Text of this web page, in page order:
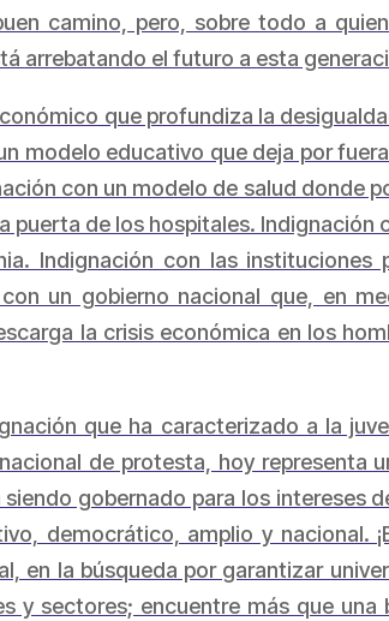
camino, pero, sobre todo a
arrebatando el futuro a esta
que profundiza la
modelo educativo que deja por
con un modelo de salud donde
puerta de los hospitales.
Indignación con las instituciones
un gobierno nacional que, en
la crisis económica en los
que ha caracterizado a la
de protesta, hoy representa
gobernado para los intereses
democrático, amplio y nacional.
en la búsqueda por garantizar
y sectores; encuentre más que una